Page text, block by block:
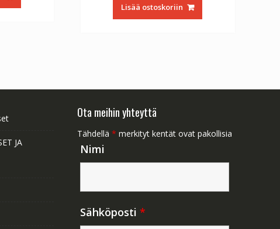
€31.47.
€56.64. €31.47.
Lisää ostoskoriin
JA
Ota meihin yhteyttä
Tähdellä * merkityt kentät ovat pakollisia
Nimi
Sähköposti *